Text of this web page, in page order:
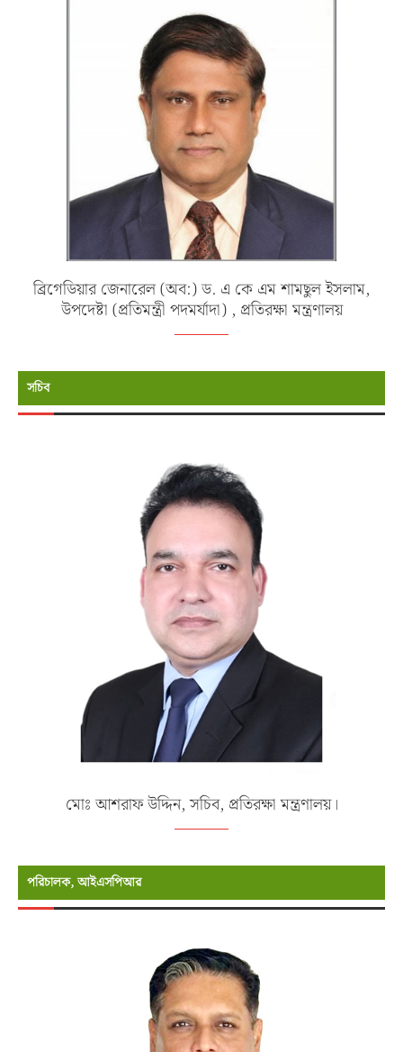
ব্রিগেডিয়ার জেনারেল (অব:) ড. এ কে এম শামছুল ইসলাম,
উপদেষ্টা (প্রতিমন্ত্রী পদমর্যাদা) , প্রতিরক্ষা মন্ত্রণালয়
সচিব
মোঃ আশরাফ উদ্দিন, সচিব, প্রতিরক্ষা মন্ত্রণালয়।
পরিচালক, আইএসপিআর